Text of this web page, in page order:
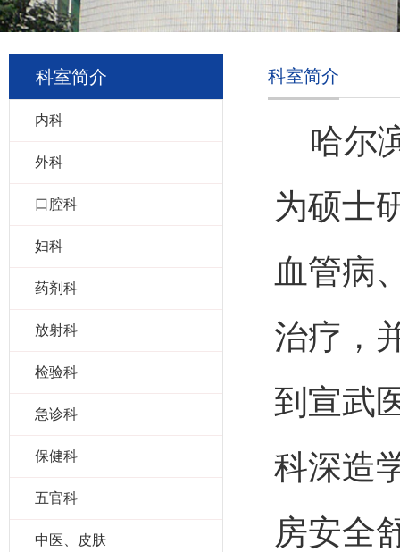
科室简介
内科
外科
口腔科
妇科
药剂科
放射科
检验科
急诊科
保健科
五官科
中医、皮肤
科室简介
哈尔
为硕士
血管病
治疗，
到宣武
科深造
房安全